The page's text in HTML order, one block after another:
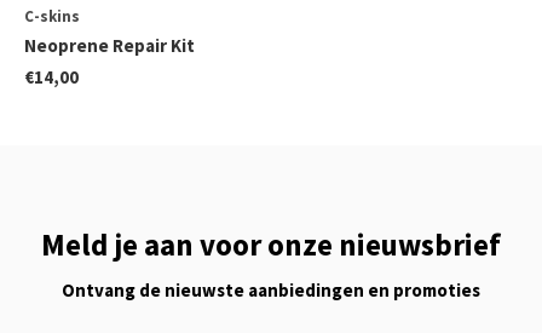
C-skins
Neoprene Repair Kit
€14,00
Meld je aan voor onze nieuwsbrief
Ontvang de nieuwste aanbiedingen en promoties